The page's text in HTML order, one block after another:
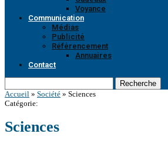
Voyance
Communication
Médias
Publicité
Référencement
Annuaires
Contact
Recherche
Accueil » Société » Sciences
Catégorie:
Sciences